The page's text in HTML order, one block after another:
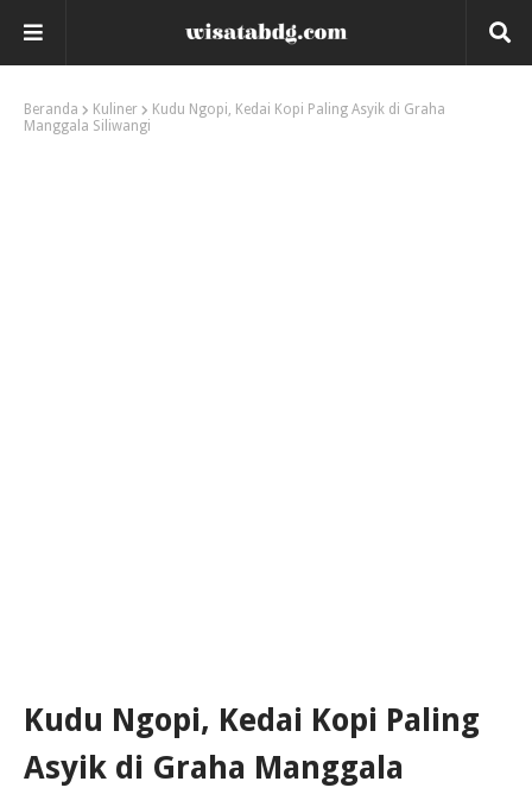
Beranda Kuliner
Kudu Ngopi, Kedai Kopi Paling Asyik di Graha
Manggala Siliwangi
Kudu Ngopi, Kedai Kopi Paling
Asyik di Graha Manggala